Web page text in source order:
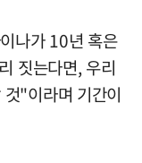
나가 10년 혹은
짓는다면, 우리
"이라며 기간이